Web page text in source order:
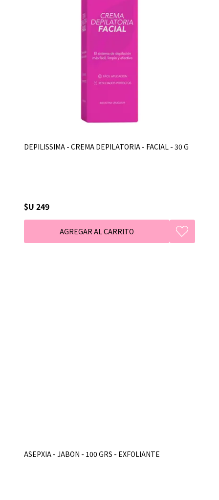
DEPILISSIMA - CREMA DEPILATORIA - FACIAL - 30 G
$U 249
ASEPXIA - JABON - 100 GRS - EXFOLIANTE